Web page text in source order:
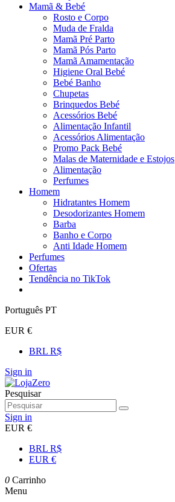
Mamã & Bebé
Rosto e Corpo
Muda de Fralda
Mamã Pré Parto
Mamã Pós Parto
Mamã Amamentação
Higiene Oral Bebé
Bebé Banho
Chupetas
Brinquedos Bebé
Acessórios Bebé
Alimentação Infantil
Acessórios Alimentação
Promo Pack Bebé
Malas de Maternidade e Estojos
Alimentação
Perfumes
Homem
Hidratantes Homem
Desodorizantes Homem
Barba
Banho e Corpo
Anti Idade Homem
Perfumes
Ofertas
Tendência no TikTok
Português PT
EUR €
BRL R$
Sign in
Pesquisar
Sign in
EUR €
BRL R$
EUR €
0 Carrinho
Menu